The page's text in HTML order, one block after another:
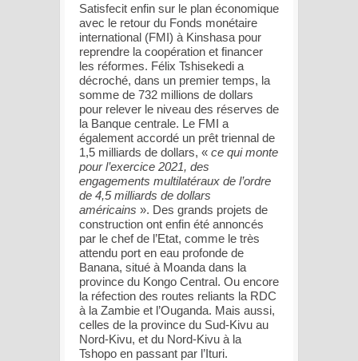
Satisfecit enfin sur le plan économique
avec le retour du Fonds monétaire
international (FMI) à Kinshasa pour
reprendre la coopération et financer
les réformes. Félix Tshisekedi a
décroché, dans un premier temps, la
somme de 732 millions de dollars
pour relever le niveau des réserves de
la Banque centrale. Le FMI a
également accordé un prêt triennal de
1,5 milliards de dollars, « ce qui monte
pour l’exercice 2021, des
engagements multilatéraux de l’ordre
de 4,5 milliards de dollars
américains ». Des grands projets de
construction ont enfin été annoncés
par le chef de l’Etat, comme le très
attendu port en eau profonde de
Banana, situé à Moanda dans la
province du Kongo Central. Ou encore
la réfection des routes reliants la RDC
à la Zambie et l’Ouganda. Mais aussi,
celles de la province du Sud-Kivu au
Nord-Kivu, et du Nord-Kivu à la
Tshopo en passant par l’Ituri.